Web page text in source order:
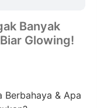
Banyak
Glowing!